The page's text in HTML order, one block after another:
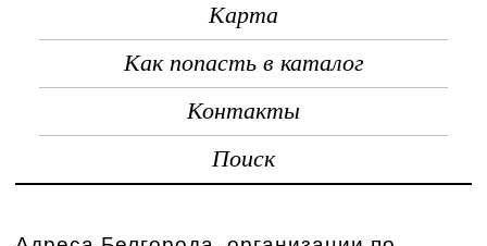
Карта
Как попасть в каталог
Контакты
Поиск